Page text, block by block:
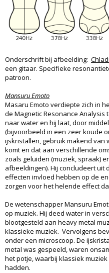
Onderschrift bij afbeelding:
een gitaar. Specifieke
patroon.
Mansuru Emoto
Masaru Emoto verdiepte zich in
de Magnetic Resonance
naar water en hij laat, door
(bijvoorbeeld in een zeer koude
ijskristallen, gebruik makend van
komt en dat aan verschillende
zoals geluiden (muziek, spraak)
afbeeldingen). Hij concludeert uit
effecten invloed hebben op de
zorgen voor het helende effect
De wetenschapper Mansuru
op muziek. Hij deed water in
blootgesteld aan heavy metal
klassieke muziek. Vervolgens
onder een microscoop. De
metal was gespeeld, waren
het potje, waarbij klassiek
hadden.